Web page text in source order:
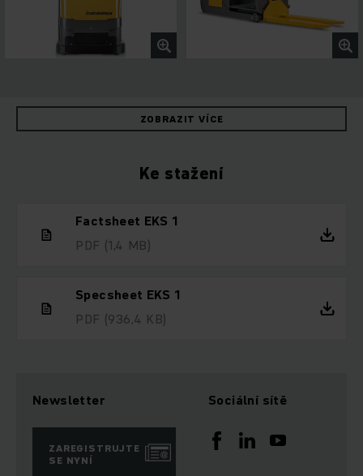
ZOBRAZIT VÍCE
Ke stažení
Factsheet EKS 1
PDF (1,4 MB)
Specsheet EKS 1
PDF (936,4 KB)
Newsletter
ZAREGISTRUJTE
SE NYNÍ
Sociální sítě